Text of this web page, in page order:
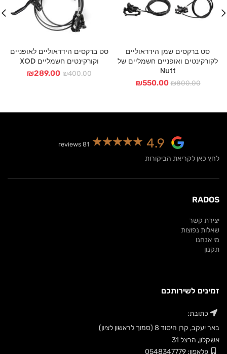
סט ברקסים שמן הידראוליים
לקורקינטים ואופניים חשמליים של
Nutt
₪800.00
המחיר
₪800.00.
₪550.00
₪550.00.
סט ברקסים הידראוליים לאופניים
וקורקינטים חשמליים XOD
₪400.00
המחיר
₪289.00
4.9
81 reviews
לחץ כאן לקריאת הביקורות
RADOS
יצירת קשר
שאלות נפוצות
מי אנחנו
תקנון
זמינים לשירותכם
כתובת:
באר יעקב, קרן היסוד 8 (סמוך לראשון לציון)
אשקלון, הרצל 31
פלאפון: 0548347779